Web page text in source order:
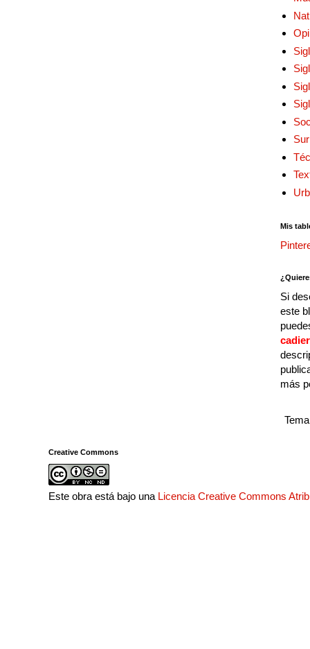
Mis
Si
este
más
Creative Commons
Este obra está bajo una Licencia Creative Commons